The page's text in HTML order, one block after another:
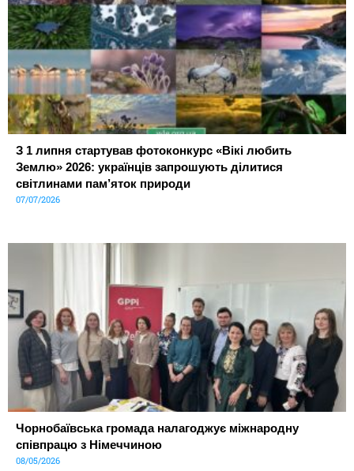
З 1 липня стартував фотоконкурс «Вікі любить
Землю» 2026: українців запрошують ділитися
світлинами пам’яток природи
07/07/2026
Чорнобаївська громада налагоджує міжнародну
співпрацю з Німеччиною
08/05/2026